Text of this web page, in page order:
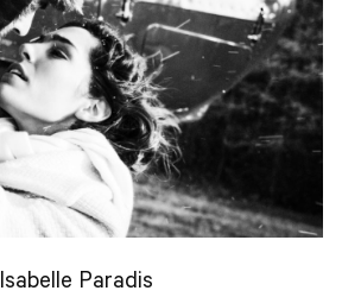
Isabelle Paradis